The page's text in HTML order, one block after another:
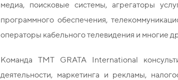
медиа, поисковые системы, агрегаторы
программного обеспечения,
операторы кабельного телевидения и многие
Команда ТМТ GRATA International
деятельности, маркетинга и рекламы,